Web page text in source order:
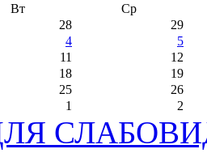
Вт
Ср
28
29
4
5
11
12
18
19
25
26
1 2